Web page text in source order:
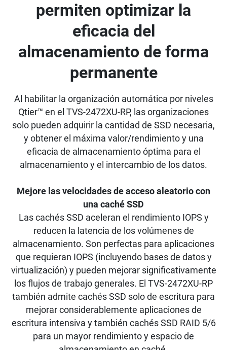
permiten optimizar la
eficacia del
almacenamiento de forma
permanente
Al habilitar la organización automática por niveles
Qtier™ en el TVS-2472XU-RP, las organizaciones
solo pueden adquirir la cantidad de SSD necesaria,
y obtener el máxima valor/rendimiento y una
eficacia de almacenamiento óptima para el
almacenamiento y el intercambio de los datos.
Mejore las velocidades de acceso aleatorio con
una caché SSD
Las cachés SSD aceleran el rendimiento IOPS y
reducen la latencia de los volúmenes de
almacenamiento. Son perfectas para aplicaciones
que requieran IOPS (incluyendo bases de datos y
virtualización) y pueden mejorar significativamente
los flujos de trabajo generales. El TVS-2472XU-RP
también admite cachés SSD solo de escritura para
mejorar considerablemente aplicaciones de
escritura intensiva y también cachés SSD RAID 5/6
para un mayor rendimiento y espacio de